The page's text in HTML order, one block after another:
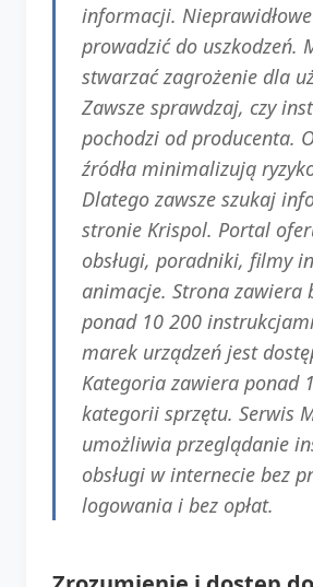
informacji.
prowadzić do uszkodzeń.
stwarzać zagrożenie dla
Zawsze sprawdzaj, czy
pochodzi od producenta.
źródła minimalizują
Dlatego zawsze szukaj
stronie Krispol. Portal
obsługi, poradniki, filmy
animacje. Strona zawiera
ponad 10 200
marek urządzeń jest
Kategoria zawiera ponad
kategorii sprzętu. Serwis
umożliwia przeglądanie
obsługi w internecie bez
logowania i bez opłat.